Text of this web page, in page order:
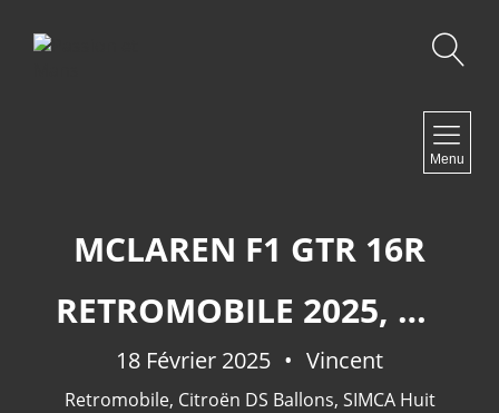
Menu
MCLAREN F1 GTR 16R
RETROMOBILE 2025, SECONDE PARTIE.
18 Février 2025 Vincent
Retromobile, Citroën DS Ballons, SIMCA Huit
NEWSLETTER